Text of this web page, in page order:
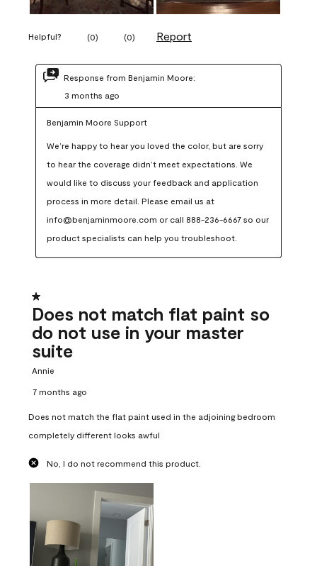
Helpful? (0) (0) Report
Response from Benjamin Moore:
3 months ago
Benjamin Moore Support
We’re happy to hear you loved the color, but are sorry
to hear the coverage didn’t meet expectations. We
would like to discuss your feedback and application
process in more detail. Please email us at
info@benjaminmoore.com or call 888-236-6667 so our
product specialists can help you troubleshoot.
1 out of 5 stars.
Does not match flat paint so
do not use in your master
suite
Annie
7 months ago
Does not match the flat paint used in the adjoining bedroom
completely different looks awful
No, I do not recommend this product.